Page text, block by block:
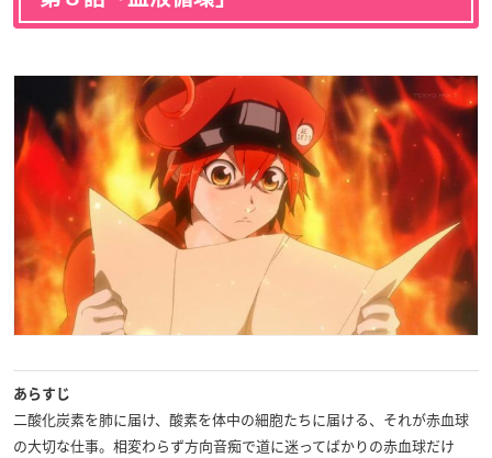
あらすじ
二酸化炭素を肺に届け、酸素を体中の細胞たちに届ける、それが赤血球
の大切な仕事。相変わらず方向音痴で道に迷ってばかりの赤血球だけ